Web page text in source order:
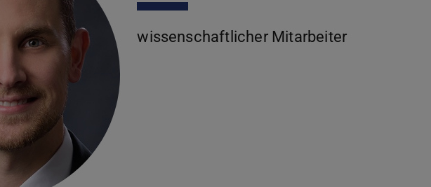
wissenschaftlicher Mitarbeiter